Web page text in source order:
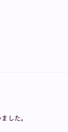
した。